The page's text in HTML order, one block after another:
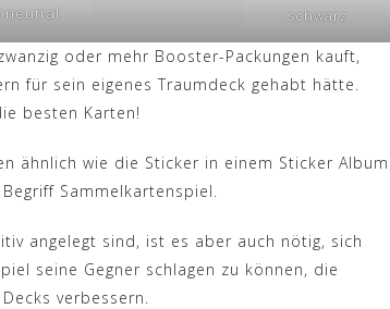
schwarz
oder mehr Booster-Packungen kauft,
für sein eigenes Traumdeck gehabt hätte.
besten Karten!
ähnlich wie die Sticker in einem Sticker Album
Sammelkartenspiel.
angelegt sind, ist es aber auch nötig, sich
seine Gegner schlagen zu können, die
verbessern.